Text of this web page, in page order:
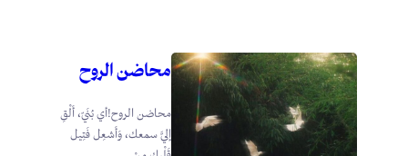
محاضن الروح
محاضن الروح!أي بُنَيّ، أَلْقِ
إليَّ سمعك، وَأَشعِل فَتِيل